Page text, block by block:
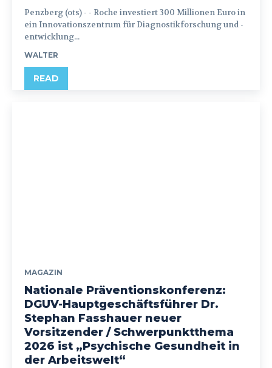
Penzberg (ots) - - Roche investiert 300 Millionen Euro in
ein Innovationszentrum für Diagnostikforschung und -
entwicklung...
WALTER
READ
MAGAZIN
Nationale Präventionskonferenz:
DGUV-Hauptgeschäftsführer Dr.
Stephan Fasshauer neuer
Vorsitzender / Schwerpunktthema
2026 ist „Psychische Gesundheit in
der Arbeitswelt“